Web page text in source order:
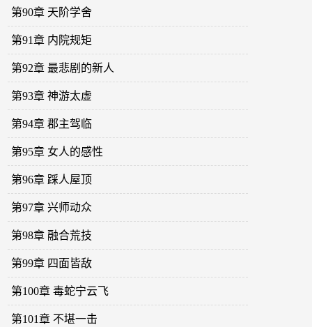
第90章 天阶学舍
第91章 内院规矩
第92章 最悲剧的新人
第93章 神游太虚
第94章 郡主驾临
第95章 女人的感性
第96章 踩人屋顶
第97章 兴师动众
第98章 融合荒技
第99章 四面皆敌
第100章 毒蛇宁云飞
第101章 不堪一击